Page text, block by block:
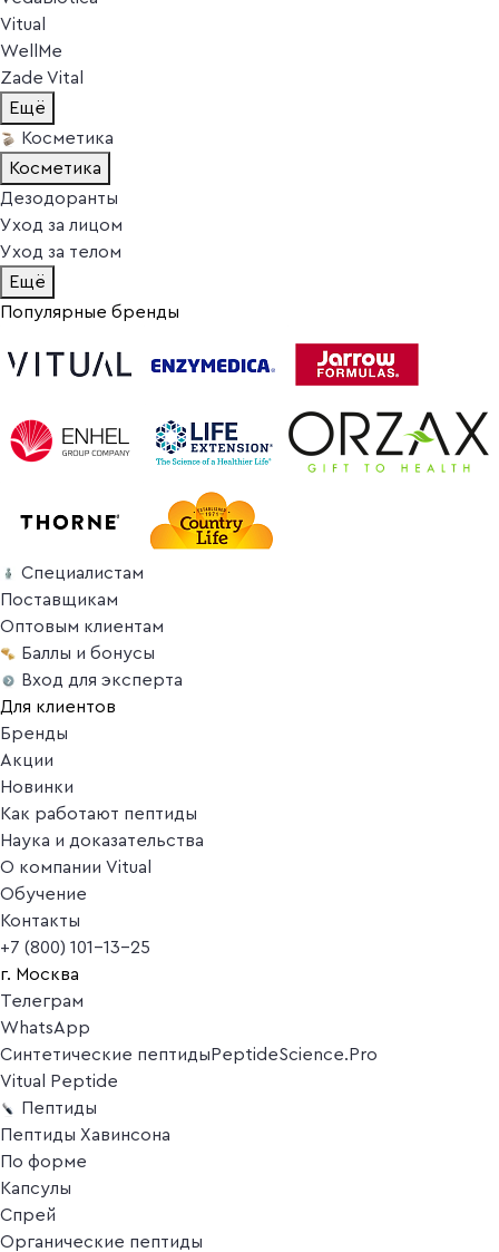
Vitual
WellMe
Zade Vital
Ещё
Косметика
Косметика
Дезодоранты
Уход за лицом
Уход за телом
Ещё
Популярные бренды
Специалистам
Поставщикам
Оптовым клиентам
Баллы и бонусы
Вход для эксперта
Для клиентов
Бренды
Акции
Новинки
Как работают пептиды
Наука и доказательства
О компании Vitual
Обучение
Контакты
+7 (800) 101-13-25
г. Москва
Телеграм
WhatsApp
Синтетические пептиды PeptideScience.Pro
Vitual Peptide
Пептиды
Пептиды Хавинсона
По форме
Капсулы
Спрей
Органические пептиды